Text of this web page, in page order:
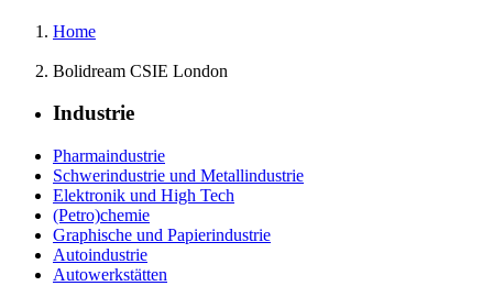
Home
Bolidream CSIE London
Industrie
Pharmaindustrie
Schwerindustrie und Metallindustrie
Elektronik und High Tech
(Petro)chemie
Graphische und Papierindustrie
Autoindustrie
Autowerkstätten